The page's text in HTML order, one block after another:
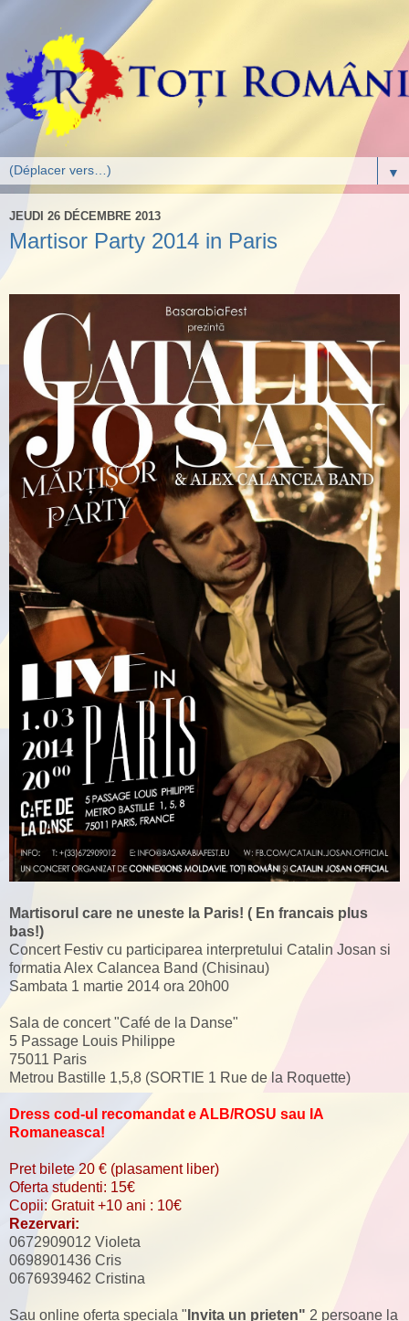
▼
JEUDI 26 DÉCEMBRE 2013
Martisor Party 2014 in Paris
Martisorul care ne uneste la Paris! ( En francais plus
bas!)
Concert Festiv cu participarea interpretului Catalin Josan si
formatia Alex Calancea Band (Chisinau)
Sambata 1 martie 2014 ora 20h00
Sala de concert "Café de la Danse"
5 Passage Louis Philippe
75011 Paris
Metrou Bastille 1,5,8 (SORTIE 1 Rue de la Roquette)
Dress cod-ul recomandat e ALB/ROSU sau IA
Romaneasca!
Pret bilete 20 € (plasament liber)
Oferta studenti: 15€
Copii: Gratuit +10 ani : 10€
Rezervari:
0672909012 Violeta
0698901436 Cris
0676939462 Cristina
Sau online oferta speciala " Invita un prieten" 2 persoane la